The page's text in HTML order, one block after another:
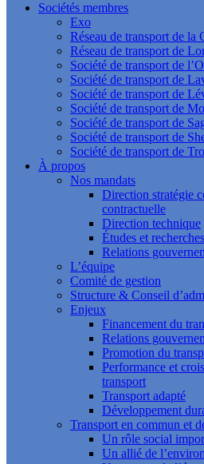
Sociétés membres
Exo
Réseau de transport de la
Réseau de transport de
Société de transport de
Société de transport de
Société de transport de
Société de transport de
Société de transport de
Société de transport de
Société de transport de
À propos
Nos mandats
Direction stratégie
contractuelle
Direction technique
Études et recherches
Relations
L’équipe
Comité de gestion
Structure & Conseil
Enjeux
Financement du
Relations
Promotion du
Performance et
transport
Transport adapté
Développement
Transport en commun et
Un rôle social
Un allié de